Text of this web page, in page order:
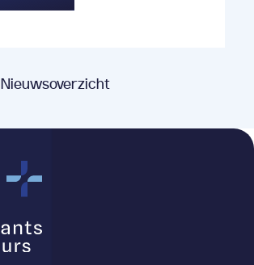
Nieuwsoverzicht